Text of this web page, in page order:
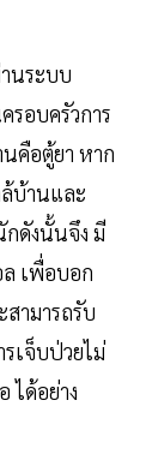
นระบบ
รอบครัวการ
คือตู้ยา หาก
บ้านและ
กดังนั้นจึง มี
เพื่อบอก
สามารถรับ
เจ็บป่วยไม่
ได้อย่าง